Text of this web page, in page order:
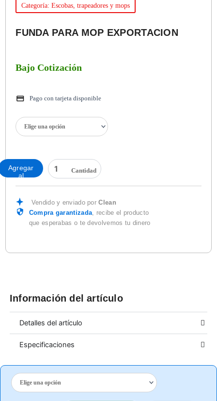
Categoría: Escobas, trapeadores y mops
FUNDA PARA MOP EXPORTACION
Bajo Cotización
Pago con tarjeta disponible
PARA
cantidad
Agregar
al
Vendido y enviado porClean
Compra garantizada , recibe el producto
que esperabas o te devolvemos tu dinero
Información del artículo
Detalles del artículo
Especificaciones
FUNDA
PARA